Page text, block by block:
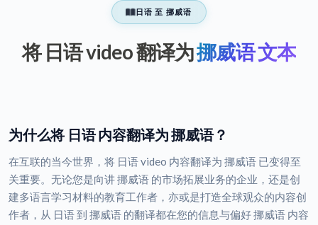
日语 至 挪威语
将 日语 video 翻译为挪威语 文本
为什么将 日语 内容翻译为 挪威语？
在互联的当今世界，将 日语 video 内容翻译为 挪威语 已变得至
关重要。无论您是向讲 挪威语 的市场拓展业务的企业，还是创
建多语言学习材料的教育工作者，亦或是打造全球观众的内容创
作者，从 日语 到 挪威语 的翻译都在您的信息与偏好 挪威语 内容